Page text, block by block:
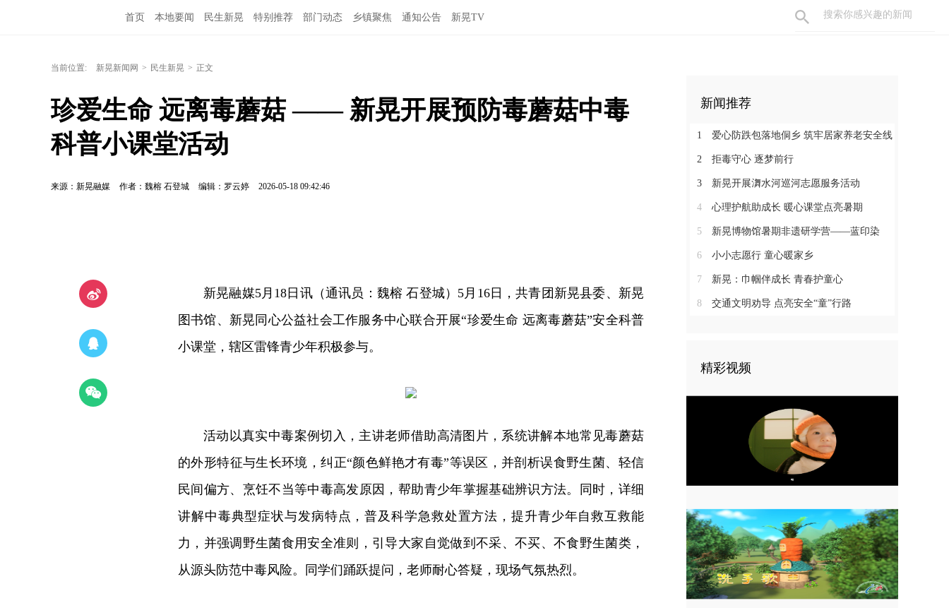
首页 本地要闻 民生新晃 特别推荐 部门动态 乡镇聚焦 通知公告 新晃TV
当前位置: 新晃新闻网 > 民生新晃 > 正文
珍爱生命 远离毒蘑菇 —— 新晃开展预防毒蘑菇中毒
科普小课堂活动
来源：新晃融媒 作者：魏榕 石登城 编辑：罗云婷 2026-05-18 09:42:46
新晃融媒5月18日讯（通讯员：魏榕 石登城）5月16日，共青团新晃县委、新晃
图书馆、新晃同心公益社会工作服务中心联合开展“珍爱生命 远离毒蘑菇”安全科普
小课堂，辖区雷锋青少年积极参与。
活动以真实中毒案例切入，主讲老师借助高清图片，系统讲解本地常见毒蘑菇
的外形特征与生长环境，纠正“颜色鲜艳才有毒”等误区，并剖析误食野生菌、轻信
民间偏方、烹饪不当等中毒高发原因，帮助青少年掌握基础辨识方法。同时，详细
讲解中毒典型症状与发病特点，普及科学急救处置方法，提升青少年自救互救能
力，并强调野生菌食用安全准则，引导大家自觉做到不采、不买、不食野生菌类，
从源头防范中毒风险。同学们踊跃提问，老师耐心答疑，现场气氛热烈。
新闻推荐
1 爱心防跌包落地侗乡 筑牢居家养老安全线
2 拒毒守心 逐梦前行
3 新晃开展㵲水河巡河志愿服务活动
4 心理护航助成长 暖心课堂点亮暑期
5 新晃博物馆暑期非遗研学营——蓝印染
6 小小志愿行 童心暖家乡
7 新晃：巾帼伴成长 青春护童心
8 交通文明劝导 点亮安全“童”行路
精彩视频